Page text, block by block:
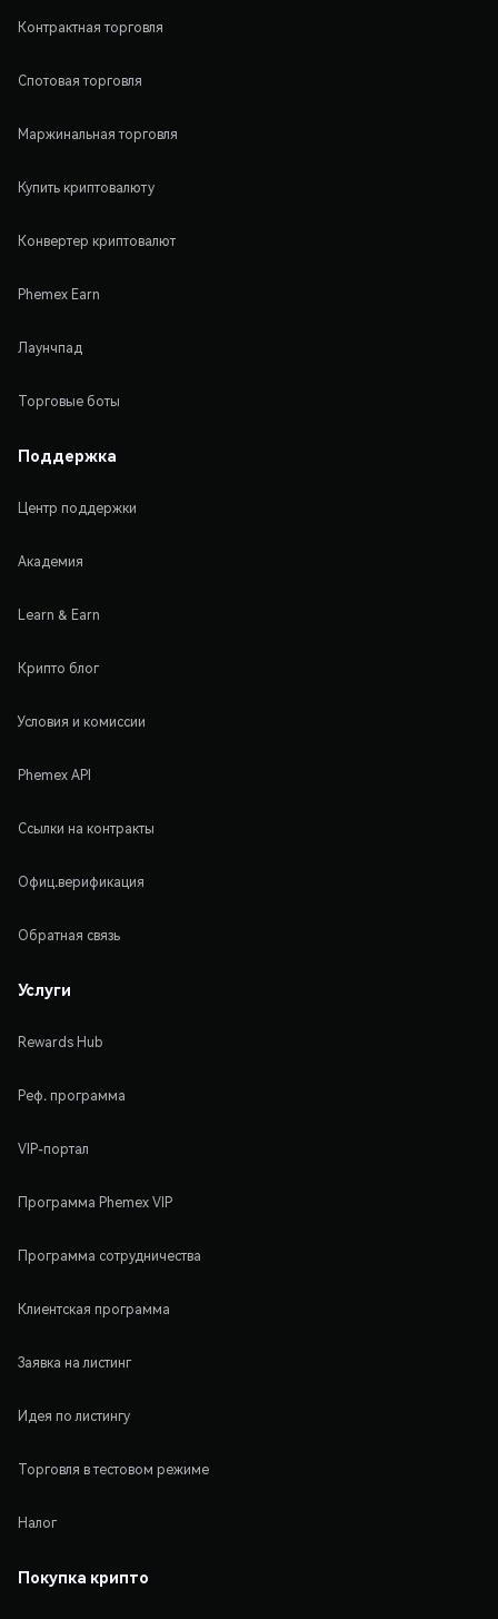
Контрактная торговля
Спотовая торговля
Маржинальная торговля
Купить криптовалюту
Конвертер криптовалют
Phemex Earn
Лаунчпад
Торговые боты
Поддержка
Центр поддержки
Академия
Learn & Earn
Крипто блог
Условия и комиссии
Phemex API
Ссылки на контракты
Офиц.верификация
Обратная связь
Услуги
Rewards Hub
Реф. программа
VIP-портал
Программа Phemex VIP
Программа сотрудничества
Клиентская программа
Заявка на листинг
Идея по листингу
Торговля в тестовом режиме
Налог
Покупка крипто